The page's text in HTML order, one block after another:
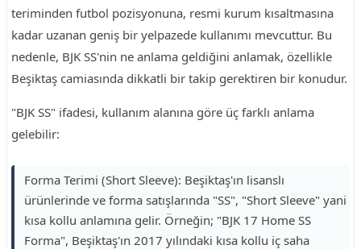
teriminden futbol pozisyonuna, resmi kurum kısaltmasına
kadar uzanan geniş bir yelpazede kullanımı mevcuttur. Bu
nedenle, BJK SS'nin ne anlama geldiğini anlamak, özellikle
Beşiktaş camiasında dikkatli bir takip gerektiren bir konudur.
"BJK SS" ifadesi, kullanım alanına göre üç farklı anlama
gelebilir:
Forma Terimi (Short Sleeve): Beşiktaş'ın lisanslı
ürünlerinde ve forma satışlarında "SS", "Short Sleeve" yani
kısa kollu anlamına gelir. Örneğin; "BJK 17 Home SS
Forma", Beşiktaş'ın 2017 yılındaki kısa kollu iç saha